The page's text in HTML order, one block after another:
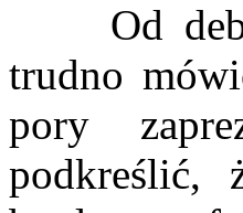
Od
trudno
pory
podkreślić,